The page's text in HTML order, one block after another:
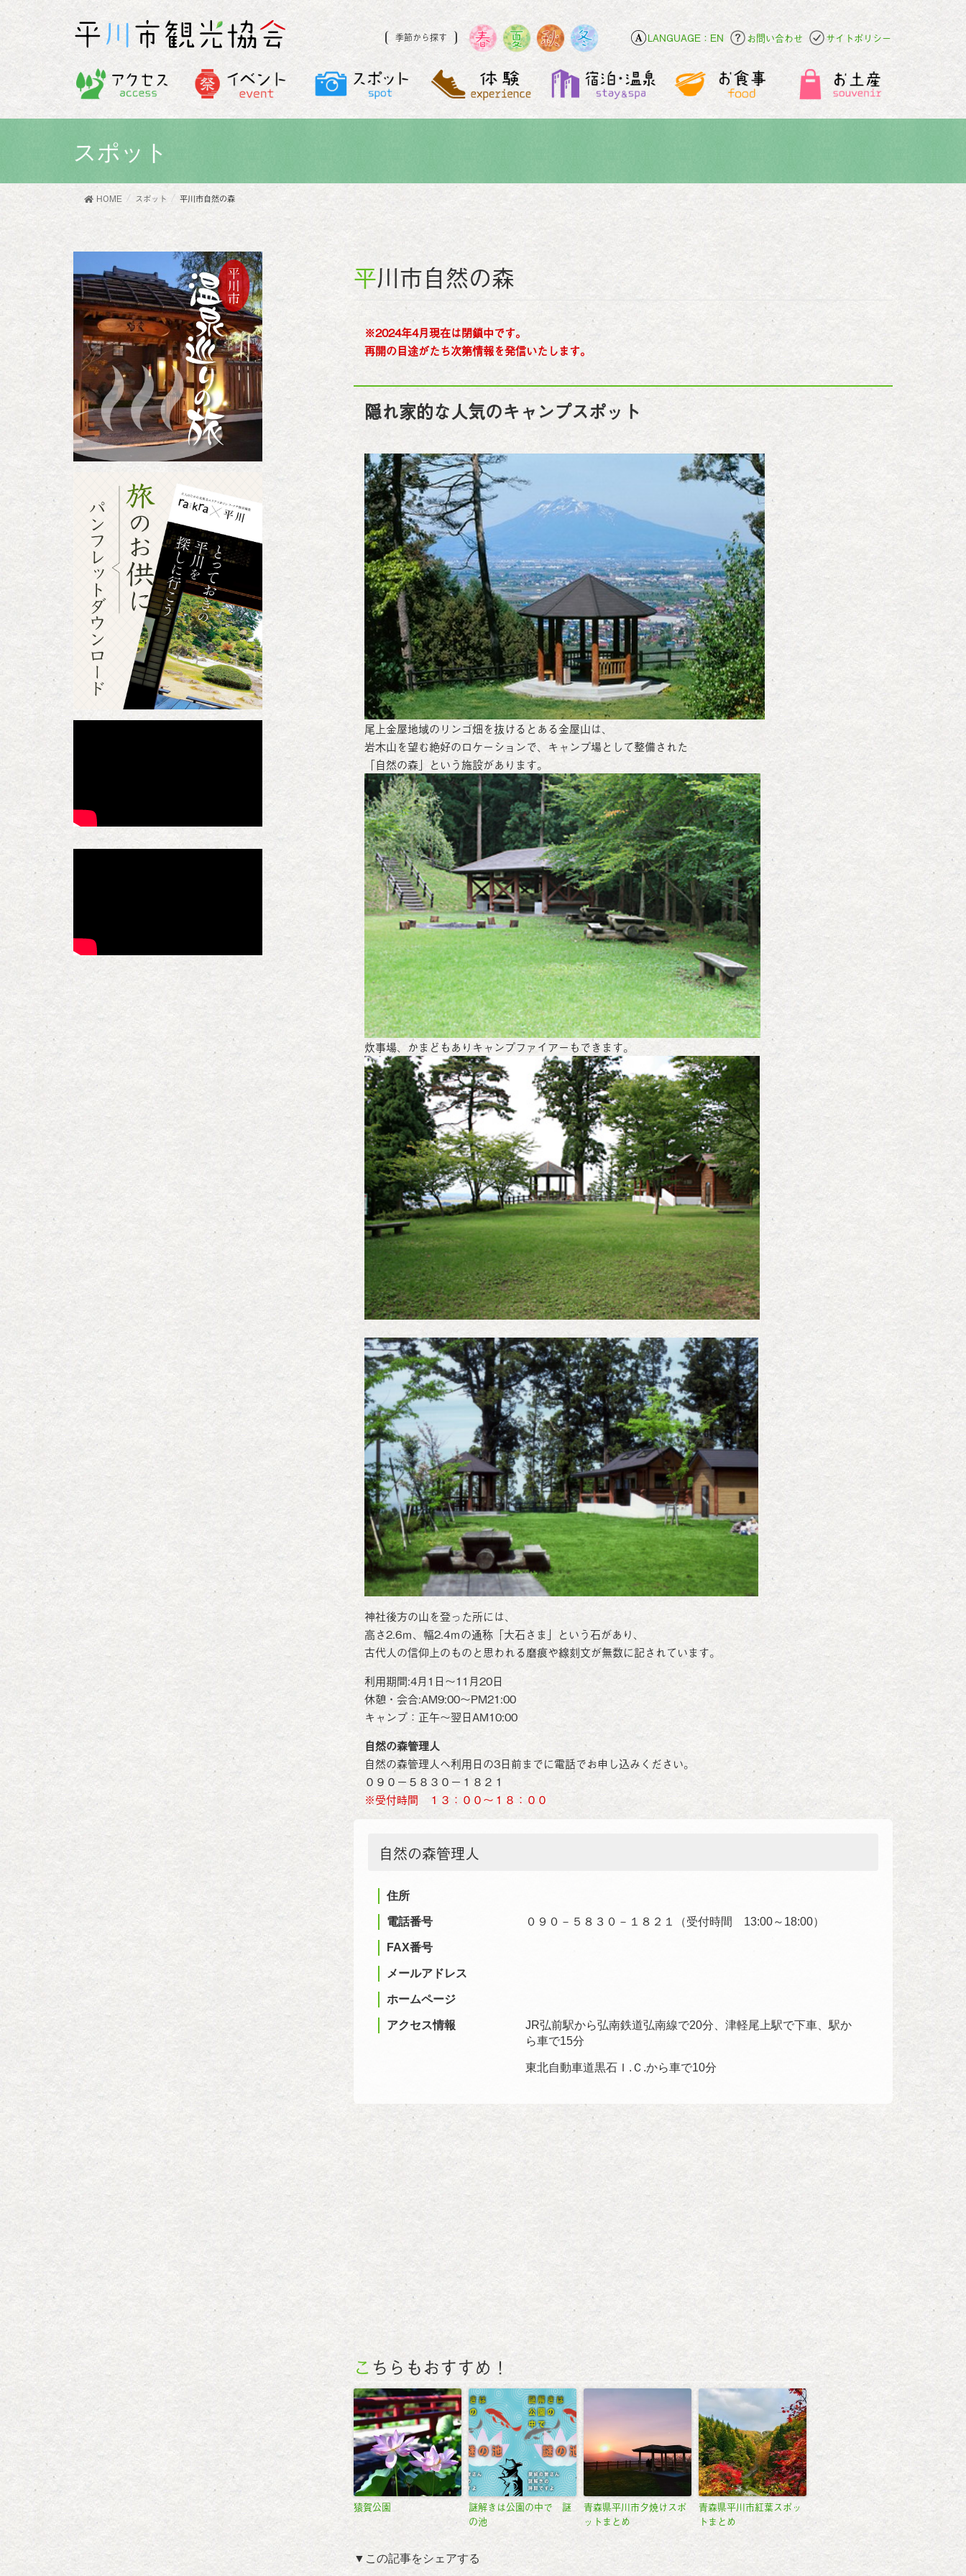
LANGUAGE：EN お問い合わせ サイトポリシー
季節から探す
スポット
HOME スポット 平川市自然の森
平川市自然の森
※2024年4月現在は閉鎖中です。
再開の目途がたち次第情報を発信いたします。
隠れ家的な人気のキャンプスポット
尾上金屋地域のリンゴ畑を抜けるとある金屋山は、
岩木山を望む絶好のロケーションで、キャンプ場として整備された
「自然の森」という施設があります。
炊事場、かまどもありキャンプファイアーもできます。
神社後方の山を登った所には、
高さ2.6ｍ、幅2.4ｍの通称「大石さま」という石があり、
古代人の信仰上のものと思われる磨痕や線刻文が無数に記されています。
利用期間:4月1日～11月20日
休憩・会合:AM9:00～PM21:00
キャンプ：正午～翌日AM10:00
自然の森管理人
自然の森管理人へ利用日の3日前までに電話でお申し込みください。
０９０－５８３０－１８２１
※受付時間 １３：００～１８：００
自然の森管理人
住所
電話番号 ０９０－５８３０－１８２１（受付時間 13:00～18:00）
FAX番号
メールアドレス
ホームページ
アクセス情報
JR弘前駅から弘南鉄道弘南線で20分、津軽尾上駅で下車、駅か
ら車で15分
東北自動車道黒石Ｉ.Ｃ.から車で10分
こちらもおすすめ！
猿賀公園
謎解きは公園の中で 謎
の池
青森県平川市夕焼けスポ
ットまとめ
青森県平川市紅葉スポッ
トまとめ
▼この記事をシェアする